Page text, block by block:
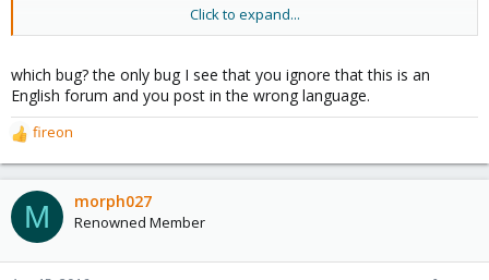
Click to expand...
which bug? the only bug I see that you ignore that this is an
English forum and you post in the wrong language.
R
e
a
c
t
o
fireon
M morph027
Renowned Member